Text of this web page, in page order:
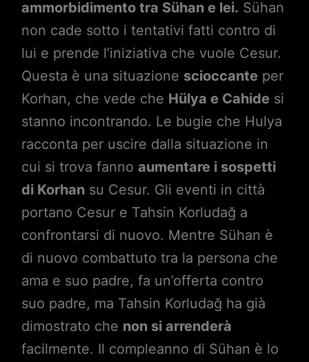
ammorbidimento tra Sühan e lei. Sühan
non cade sotto i tentativi fatti contro di
lui e prende l’iniziativa che vuole Cesur.
Questa è una situazione scioccante per
Korhan, che vede che Hülya e Cahide si
stanno incontrando. Le bugie che Hulya
racconta per uscire dalla situazione in
cui si trova fanno aumentare i sospetti
di Korhansu Cesur. Gli eventi in città
portano Cesur e Tahsin Korludağ a
confrontarsi di nuovo. Mentre Sühan è
di nuovo combattuto tra la persona che
ama e suo padre, fa un’offerta contro
suo padre, ma Tahsin Korludağ ha già
dimostrato che non si arrenderà
facilmente. Il compleanno di Sühan è lo